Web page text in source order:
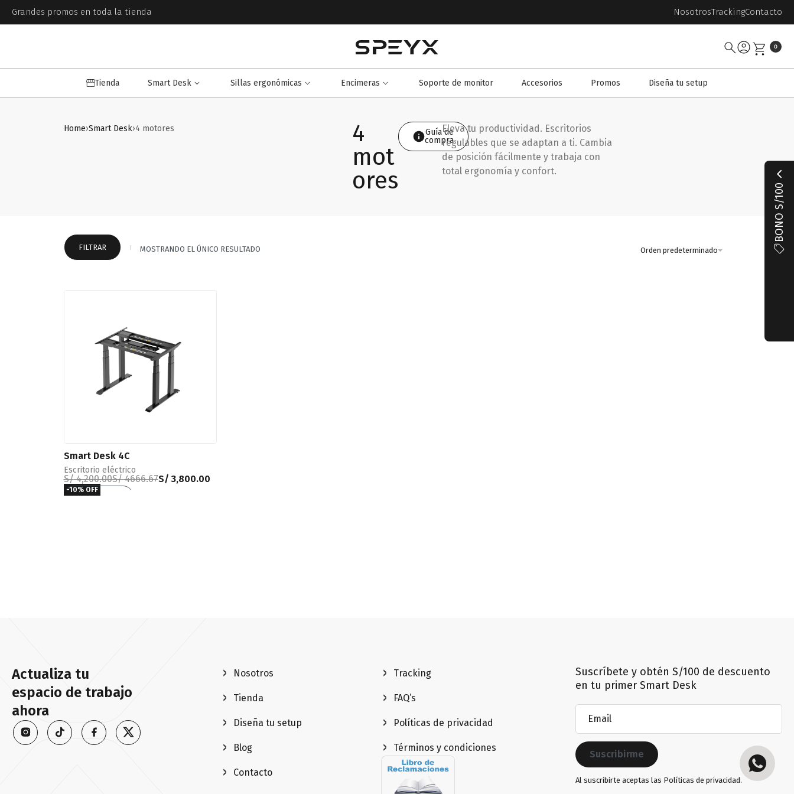
Grandes promos en toda la tienda NosotrosTrackingContacto
0
Tienda Smart Desk Sillas ergonómicas Encimeras Soporte de monitor Accesorios Promos Diseña tu setup
Home›Smart Desk›4 motores
4
mot
ores
Guía de
compra
Eleva tu productividad. Escritorios
regulables que se adaptan a ti. Cambia
de posición fácilmente y trabaja con
total ergonomía y confort.
MOSTRANDO EL ÚNICO RESULTADO Orden predeterminado
FILTRAR
Smart Desk 4C
Escritorio eléctrico
S/4,200.00S/4666.67S/ 3,800.00
-10% OFF
Añadir al carrito
Actualiza tu
espacio de trabajo
ahora
Nosotros
Tienda
Diseña tu setup
Blog
Contacto
Tracking
FAQ’s
Políticas de privacidad
Términos y condiciones
Suscríbete y obtén S/100 de descuento
en tu primer Smart Desk
(Obligatorio)
Al suscribirte aceptas las Políticas de privacidad.
BONO S/100